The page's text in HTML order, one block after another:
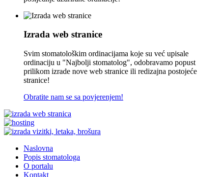
Izrada web stranice
Svim stomatološkim ordinacijama koje su već upisale
ordinaciju u "Najbolji stomatolog", odobravamo popust
prilikom izrade nove web stranice ili redizajna postojeće
stranice!
Obratite nam se sa povjerenjem!
Naslovna
Popis stomatologa
O portalu
Kontakt